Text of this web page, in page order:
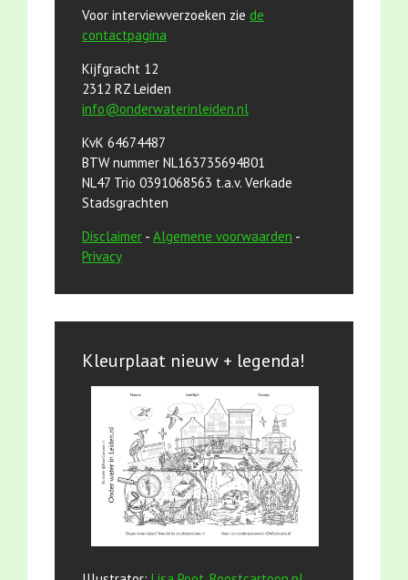
Voor interviewverzoeken zie de
contactpagina
Kijfgracht 12
2312 RZ Leiden
info@onderwaterinleiden.nl
KvK 64674487
BTW nummer NL163735694B01
NL47 Trio 0391068563 t.a.v. Verkade
Stadsgrachten
Disclaimer - Algemene voorwaarden -
Privacy
Kleurplaat nieuw + legenda!